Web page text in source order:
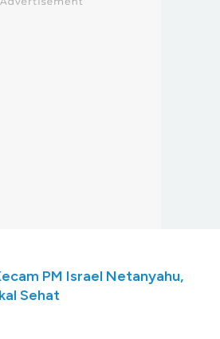
PM Israel Netanyahu,
Sehat